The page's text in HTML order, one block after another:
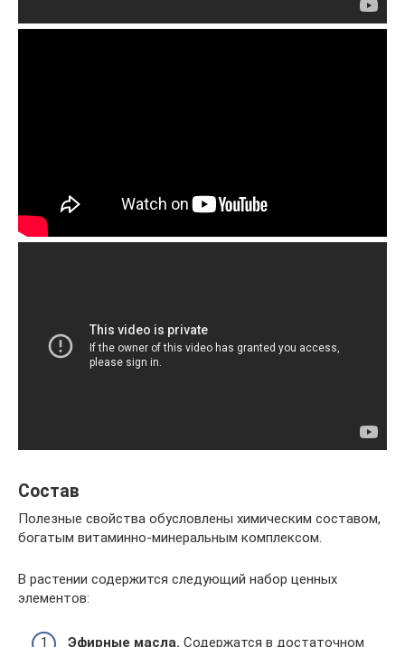
Состав
Полезные свойства обусловлены химическим составом,
богатым витаминно-минеральным комплексом.
В растении содержится следующий набор ценных
элементов:
Эфирные масла. Содержатся в достаточном